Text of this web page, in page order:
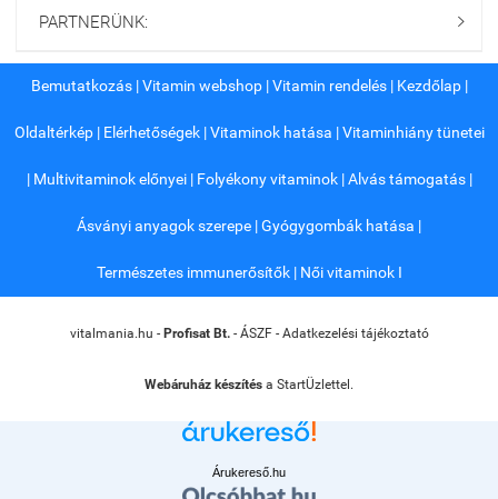
PARTNERÜNK: 
Bemutatkozás|Vitamin webshop|Vitamin rendelés| Kezdőlap|
Oldaltérkép| Elérhetőségek|Vitaminok hatása |Vitaminhiány tünetei
| Multivitaminok előnyei| Folyékony vitaminok|Alvás támogatás|
Ásványi anyagok szerepe |Gyógygombák hatása |
Természetes immunerősítők| Női vitaminok I
vitalmania.hu - Profisat Bt.- ÁSZF- Adatkezelési tájékoztató
Webáruház készítés a StartÜzlettel.
Árukereső.hu